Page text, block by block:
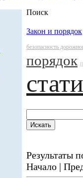
Поиск
Закон и порядок
безопасность
порядок
Результаты
Начало |